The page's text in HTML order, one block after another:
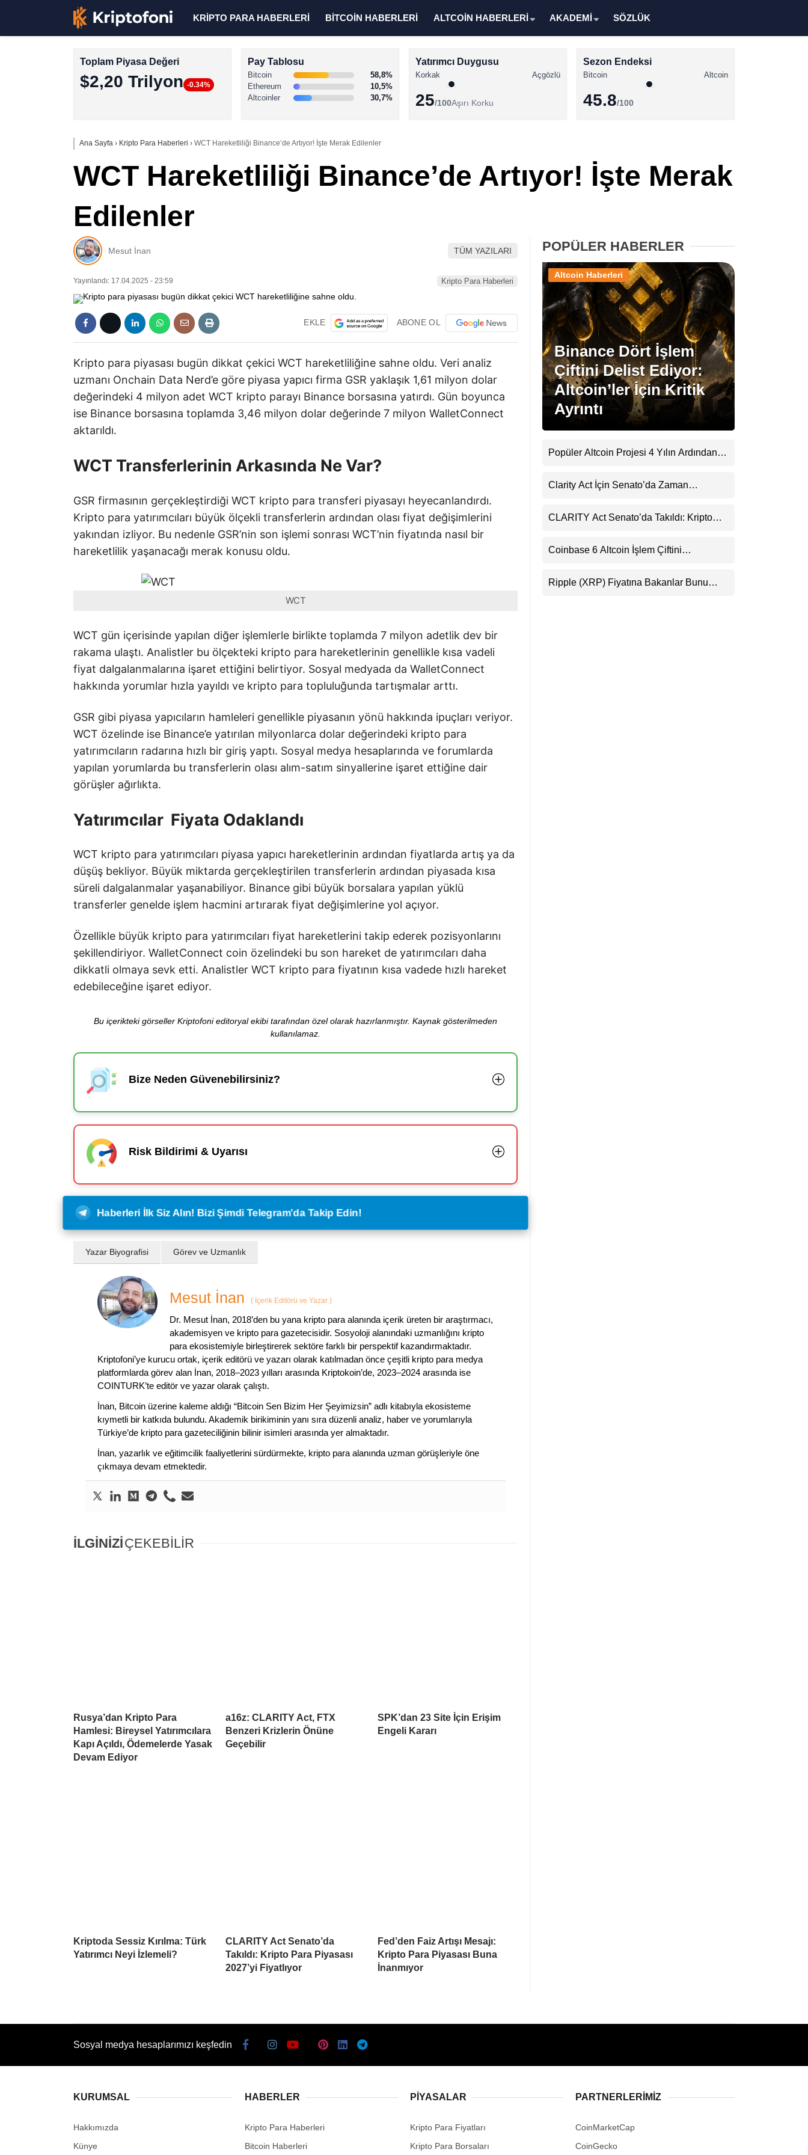
Altcoin Haberleri
XRP Haberleri
Memecoin Haberleri
Stablecoin Haberleri
Facebook
Instagram
KRİPTO PARA HABERLERİ BİTCOİN HABERLERİ ALTCOİN HABERLERİ AKADEMİ SÖZLÜK
Toplam Piyasa Değeri
$2,20 Trilyon -0.34%
Pay Tablosu
Bitcoin
58,8%
Ethereum
10,5%
Altcoinler
30,7%
Yatırımcı Duygusu
Korkak Açgözlü
25/100Aşırı Korku
Sezon Endeksi
Bitcoin Altcoin
45.8/100
Ana Sayfa › Kripto Para Haberleri › WCT Hareketliliği Binance’de Artıyor! İşte Merak Edilenler
WCT Hareketliliği Binance’de Artıyor! İşte Merak
Edilenler
Mesut İnan TÜM YAZILARI
Yayınlandı: 17.04.2025 - 23:59 Kripto Para Haberleri
EKLE ABONE OL
Kripto para piyasası bugün dikkat çekici WCT hareketliliğine sahne oldu. Veri analiz
uzmanı Onchain Data Nerd’e göre piyasa yapıcı firma GSR yaklaşık 1,61 milyon dolar
değerindeki 4 milyon adet WCT kripto parayı Binance borsasına yatırdı. Gün boyunca
ise Binance borsasına toplamda 3,46 milyon dolar değerinde 7 milyon WalletConnect
aktarıldı.
WCT Transferlerinin Arkasında Ne Var?
GSR firmasının gerçekleştirdiği WCT kripto para transferi piyasayı heyecanlandırdı.
Kripto para yatırımcıları büyük ölçekli transferlerin ardından olası fiyat değişimlerini
yakından izliyor. Bu nedenle GSR’nin son işlemi sonrası WCT’nin fiyatında nasıl bir
hareketlilik yaşanacağı merak konusu oldu.
WCT
WCT gün içerisinde yapılan diğer işlemlerle birlikte toplamda 7 milyon adetlik dev bir
rakama ulaştı. Analistler bu ölçekteki kripto para hareketlerinin genellikle kısa vadeli
fiyat dalgalanmalarına işaret ettiğini belirtiyor. Sosyal medyada da WalletConnect
hakkında yorumlar hızla yayıldı ve kripto para topluluğunda tartışmalar arttı.
GSR gibi piyasa yapıcıların hamleleri genellikle piyasanın yönü hakkında ipuçları veriyor.
WCT özelinde ise Binance’e yatırılan milyonlarca dolar değerindeki kripto para
yatırımcıların radarına hızlı bir giriş yaptı. Sosyal medya hesaplarında ve forumlarda
yapılan yorumlarda bu transferlerin olası alım-satım sinyallerine işaret ettiğine dair
görüşler ağırlıkta.
Yatırımcılar Fiyata Odaklandı
WCT kripto para yatırımcıları piyasa yapıcı hareketlerinin ardından fiyatlarda artış ya da
düşüş bekliyor. Büyük miktarda gerçekleştirilen transferlerin ardından piyasada kısa
süreli dalgalanmalar yaşanabiliyor. Binance gibi büyük borsalara yapılan yüklü
transferler genelde işlem hacmini artırarak fiyat değişimlerine yol açıyor.
Özellikle büyük kripto para yatırımcıları fiyat hareketlerini takip ederek pozisyonlarını
şekillendiriyor. WalletConnect coin özelindeki bu son hareket de yatırımcıları daha
dikkatli olmaya sevk etti. Analistler WCT kripto para fiyatının kısa vadede hızlı hareket
edebileceğine işaret ediyor.
Bu içerikteki görseller Kriptofoni editoryal ekibi tarafından özel olarak hazırlanmıştır. Kaynak gösterilmeden
kullanılamaz.
Bize Neden Güvenebilirsiniz?
Risk Bildirimi & Uyarısı
Haberleri İlk Siz Alın! Bizi Şimdi Telegram'da Takip Edin!
Yazar Biyografisi Görev ve Uzmanlık
Mesut İnan ( İçerik Editörü ve Yazar )
Dr. Mesut İnan, 2018’den bu yana kripto para alanında içerik üreten bir araştırmacı,
akademisyen ve kripto para gazetecisidir. Sosyoloji alanındaki uzmanlığını kripto
para ekosistemiyle birleştirerek sektöre farklı bir perspektif kazandırmaktadır.
Kriptofoni’ye kurucu ortak, içerik editörü ve yazarı olarak katılmadan önce çeşitli kripto para medya
platformlarda görev alan İnan, 2018–2023 yılları arasında Kriptokoin’de, 2023–2024 arasında ise
COINTURK’te editör ve yazar olarak çalıştı.
İnan, Bitcoin üzerine kaleme aldığı “Bitcoin Sen Bizim Her Şeyimizsin” adlı kitabıyla ekosisteme
kıymetli bir katkıda bulundu. Akademik birikiminin yanı sıra düzenli analiz, haber ve yorumlarıyla
Türkiye’de kripto para gazeteciliğinin bilinir isimleri arasında yer almaktadır.
İnan, yazarlık ve eğitimcilik faaliyetlerini sürdürmekte, kripto para alanında uzman görüşleriyle öne
çıkmaya devam etmektedir.
İLGİNİZİÇEKEBİLİR
Rusya’dan Kripto Para
Hamlesi: Bireysel Yatırımcılara
Kapı Açıldı, Ödemelerde Yasak
Devam Ediyor
a16z: CLARITY Act, FTX
Benzeri Krizlerin Önüne
Geçebilir
SPK’dan 23 Site İçin Erişim
Engeli Kararı
Kriptoda Sessiz Kırılma: Türk
Yatırımcı Neyi İzlemeli?
CLARITY Act Senato’da
Takıldı: Kripto Para Piyasası
2027’yi Fiyatlıyor
Fed’den Faiz Artışı Mesajı:
Kripto Para Piyasası Buna
İnanmıyor
POPÜLER HABERLER
Binance Dört İşlem
Çiftini Delist Ediyor:
Altcoin’ler İçin Kritik
Ayrıntı
Altcoin Haberleri
Popüler Altcoin Projesi 4 Yılın Ardından
Uyarısı
Clarity Act İçin Senato’da Zaman
CLARITY Act Senato’da Takıldı: Kripto
Coinbase 6 Altcoin İşlem Çiftini
Ripple (XRP) Fiyatına Bakanlar Bunu
Sosyal medya hesaplarımızı keşfedin
KURUMSAL
Hakkımızda
Künye
HABERLER
Kripto Para Haberleri
Bitcoin Haberleri
PIYASALAR
Kripto Para Fiyatları
Kripto Para Borsaları
PARTNERLERIMIZ
CoinMarketCap
CoinGecko